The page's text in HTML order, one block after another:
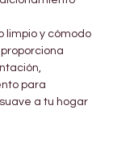
limpio y cómodo
para
a tu hogar